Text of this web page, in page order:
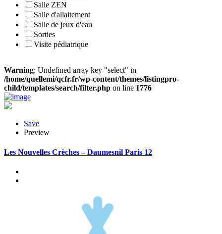
Salle ZEN
Salle d'allaitement
Salle de jeux d'eau
Sorties
Visite pédiatrique
Warning: Undefined array key "select" in
/home/quellemi/qcfr.fr/wp-content/themes/listingpro-
child/templates/search/filter.php on line 1776
Save
Preview
Les Nouvelles Crèches – Daumesnil Paris 12